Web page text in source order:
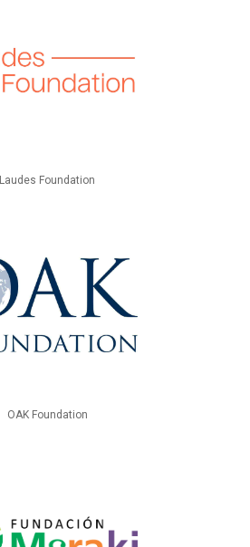
Laudes Foundation
OAK Foundation